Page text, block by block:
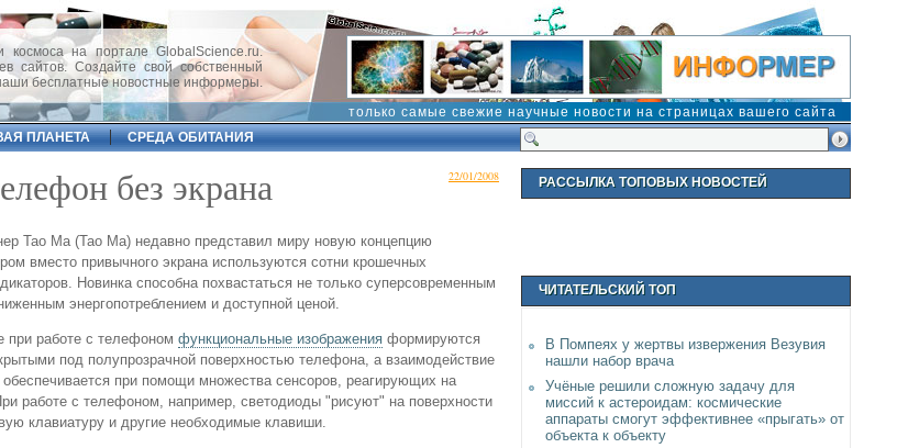
космоса на портале GlobalScience.ru.
сайтов. Создайте свой собственный
бесплатные новостные информеры.
только самые свежие научные новости на страницах вашего сайта
ПЛАНЕТА СРЕДА ОБИТАНИЯ
22/01/2008
без экрана
Тао Ма (Tao Ma) недавно представил миру новую концепцию
вместо привычного экрана используются сотни крошечных
Новинка способна похвастаться не только суперсовременным
энергопотреблением и доступной ценой.
при работе с телефоном функциональные изображения формируются
под полупрозрачной поверхностью телефона, а взаимодействие
при помощи множества сенсоров, реагирующих на
работе с телефоном, например, светодиоды "рисуют" на поверхности
клавиатуру и другие необходимые клавиши.
РАССЫЛКА ТОПОВЫХ НОВОСТЕЙ
ЧИТАТЕЛЬСКИЙ ТОП
В Помпеях у жертвы извержения Везувия
нашли набор врача
Учёные решили сложную задачу для
миссий к астероидам: космические
аппараты смогут эффективнее «прыгать» от
объекта к объекту